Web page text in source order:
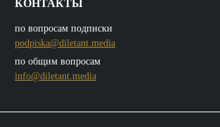
КОНТАКТЫ
по вопросам подписки
podpiska@diletant.media
по общим вопросам
info@diletant.media